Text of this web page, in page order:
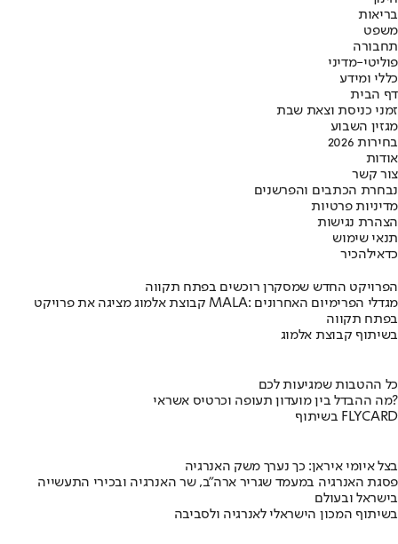
בריאות
משפט
תחבורה
פוליטי-מדיני
כללי ומידע
דף הבית
זמני כניסת וצאת שבת
מגזין השבוע
בחירות 2026
אודות
צור קשר
נבחרת הכתבים והפרשנים
מדיניות פרטיות
הצהרת נגישות
תנאי שימוש
כדאילהכיר
הפרויקט החדש שמסקרן רוכשים בפתח תקווה
קבוצת אלמוג מציגה את פרויקט MALA: מגדלי הפרימיום האחרונים
בפתח תקווה
בשיתוף קבוצת אלמוג
כל ההטבות שמגיעות לכם
מה ההבדל בין מועדון תעופה וכרטיס אשראי?
בשיתוף FLYCARD
בצל איומי איראן: כך נערך משק האנרגיה
פסגת האנרגיה במעמד שגריר ארה"ב, שר האנרגיה ובכירי התעשייה
בישראל ובעולם
בשיתוף המכון הישראלי לאנרגיה ולסביבה